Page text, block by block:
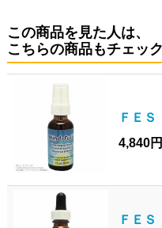
この商品を見た人は、
こちらの商品もチェッ
ＦＥ
4,840円
ＦＥ